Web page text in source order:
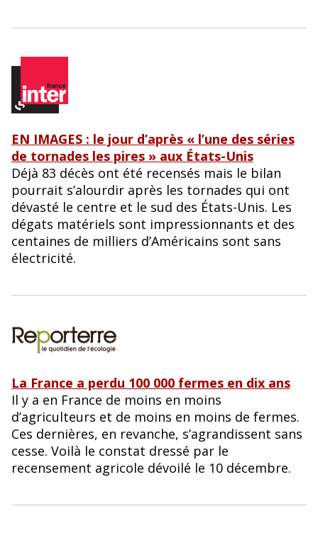
EN IMAGES : le jour d’après « l’une des séries
de tornades les pires » aux États-Unis
Déjà 83 décès ont été recensés mais le bilan
pourrait s’alourdir après les tornades qui ont
dévasté le centre et le sud des États-Unis. Les
dégats matériels sont impressionnants et des
centaines de milliers d’Américains sont sans
électricité.
La France a perdu 100 000 fermes en dix ans
Il y a en France de moins en moins
d’agriculteurs et de moins en moins de fermes.
Ces dernières, en revanche, s’agrandissent sans
cesse. Voilà le constat dressé par le
recensement agricole dévoilé le 10 décembre.